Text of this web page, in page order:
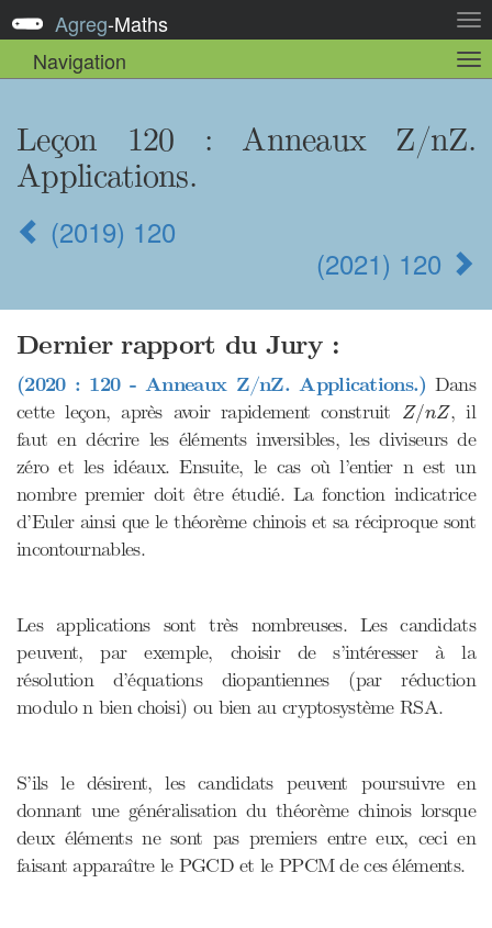
la
Agreg-Maths
Navigation
la
Leçon 120 : Anneaux Z/nZ.
Applications.
(2019) 120
(2021) 120
Dernier rapport du Jury :
(2020 : 120 - Anneaux Z/nZ. Applications.) Dans
cette leçon, après avoir rapidement construit
Z/nZ
Z/n Z , il
faut en décrire les éléments inversibles, les diviseurs de
zéro et les idéaux. Ensuite, le cas où l’entier n est un
nombre premier doit être étudié. La fonction indicatrice
d’Euler ainsi que le théorème chinois et sa réciproque sont
incontournables.
Les applications sont très nombreuses. Les candidats
peuvent, par exemple, choisir de s’intéresser à la
résolution d’équations diopantiennes (par réduction
modulo n bien choisi) ou bien au cryptosystème RSA.
S’ils le désirent, les candidats peuvent poursuivre en
donnant une généralisation du théorème chinois lorsque
deux éléments ne sont pas premiers entre eux, ceci en
faisant apparaître le PGCD et le PPCM de ces éléments.